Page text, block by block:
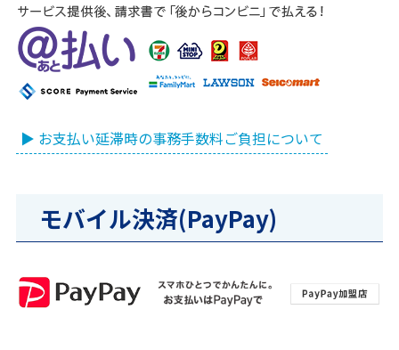
▶ お支払い延滞時の事務手数料ご負担について
モバイル決済(PayPay)